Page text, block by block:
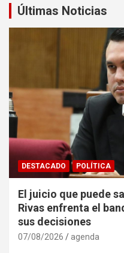
Últimas Noticias
DESTACADO POLÍTICA
El juicio que puede
Rivas enfrenta el
sus decisiones
07/08/2026 agenda